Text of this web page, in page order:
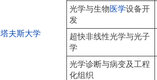
塔夫斯大学
光学与生物医学设备开
发
超快非线性光学与光子
学
光学诊断与病变及工程
化组织